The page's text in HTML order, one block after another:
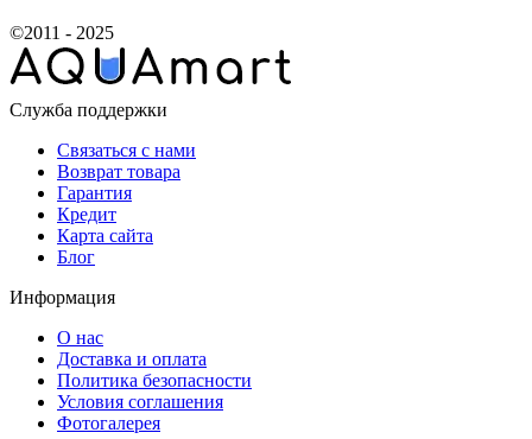
©2011 - 2025
Служба поддержки
Связаться с нами
Возврат товара
Гарантия
Кредит
Карта сайта
Блог
Информация
О нас
Доставка и оплата
Политика безопасности
Условия соглашения
Фотогалерея